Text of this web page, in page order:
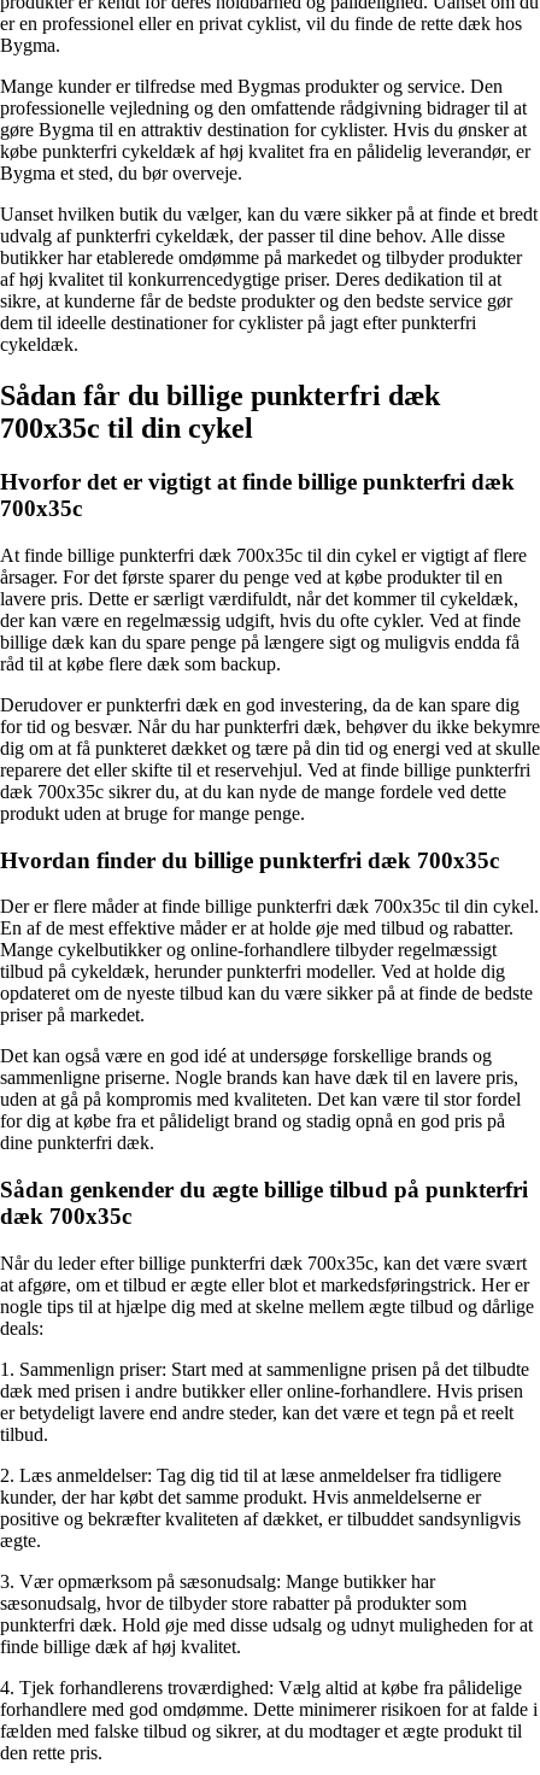
er en professionel eller en privat cyklist, vil du finde de rette dæk hos
Bygma.
Mange kunder er tilfredse med Bygmas produkter og service. Den
professionelle vejledning og den omfattende rådgivning bidrager til at
gøre Bygma til en attraktiv destination for cyklister. Hvis du ønsker at
købe punkterfri cykeldæk af høj kvalitet fra en pålidelig leverandør, er
Bygma et sted, du bør overveje.
Uanset hvilken butik du vælger, kan du være sikker på at finde et bredt
udvalg af punkterfri cykeldæk, der passer til dine behov. Alle disse
butikker har etablerede omdømme på markedet og tilbyder produkter
af høj kvalitet til konkurrencedygtige priser. Deres dedikation til at
sikre, at kunderne får de bedste produkter og den bedste service gør
dem til ideelle destinationer for cyklister på jagt efter punkterfri
cykeldæk.
Sådan får du billige punkterfri dæk
700x35c til din cykel
Hvorfor det er vigtigt at finde billige punkterfri dæk
700x35c
At finde billige punkterfri dæk 700x35c til din cykel er vigtigt af flere
årsager. For det første sparer du penge ved at købe produkter til en
lavere pris. Dette er særligt værdifuldt, når det kommer til cykeldæk,
der kan være en regelmæssig udgift, hvis du ofte cykler. Ved at finde
billige dæk kan du spare penge på længere sigt og muligvis endda få
råd til at købe flere dæk som backup.
Derudover er punkterfri dæk en god investering, da de kan spare dig
for tid og besvær. Når du har punkterfri dæk, behøver du ikke bekymre
dig om at få punkteret dækket og tære på din tid og energi ved at skulle
reparere det eller skifte til et reservehjul. Ved at finde billige punkterfri
dæk 700x35c sikrer du, at du kan nyde de mange fordele ved dette
produkt uden at bruge for mange penge.
Hvordan finder du billige punkterfri dæk 700x35c
Der er flere måder at finde billige punkterfri dæk 700x35c til din cykel.
En af de mest effektive måder er at holde øje med tilbud og rabatter.
Mange cykelbutikker og online-forhandlere tilbyder regelmæssigt
tilbud på cykeldæk, herunder punkterfri modeller. Ved at holde dig
opdateret om de nyeste tilbud kan du være sikker på at finde de bedste
priser på markedet.
Det kan også være en god idé at undersøge forskellige brands og
sammenligne priserne. Nogle brands kan have dæk til en lavere pris,
uden at gå på kompromis med kvaliteten. Det kan være til stor fordel
for dig at købe fra et pålideligt brand og stadig opnå en god pris på
dine punkterfri dæk.
Sådan genkender du ægte billige tilbud på punkterfri
dæk 700x35c
Når du leder efter billige punkterfri dæk 700x35c, kan det være svært
at afgøre, om et tilbud er ægte eller blot et markedsføringstrick. Her er
nogle tips til at hjælpe dig med at skelne mellem ægte tilbud og dårlige
deals:
1. Sammenlign priser: Start med at sammenligne prisen på det tilbudte
dæk med prisen i andre butikker eller online-forhandlere. Hvis prisen
er betydeligt lavere end andre steder, kan det være et tegn på et reelt
tilbud.
2. Læs anmeldelser: Tag dig tid til at læse anmeldelser fra tidligere
kunder, der har købt det samme produkt. Hvis anmeldelserne er
positive og bekræfter kvaliteten af dækket, er tilbuddet sandsynligvis
ægte.
3. Vær opmærksom på sæsonudsalg: Mange butikker har
sæsonudsalg, hvor de tilbyder store rabatter på produkter som
punkterfri dæk. Hold øje med disse udsalg og udnyt muligheden for at
finde billige dæk af høj kvalitet.
4. Tjek forhandlerens troværdighed: Vælg altid at købe fra pålidelige
forhandlere med god omdømme. Dette minimerer risikoen for at falde i
fælden med falske tilbud og sikrer, at du modtager et ægte produkt til
den rette pris.